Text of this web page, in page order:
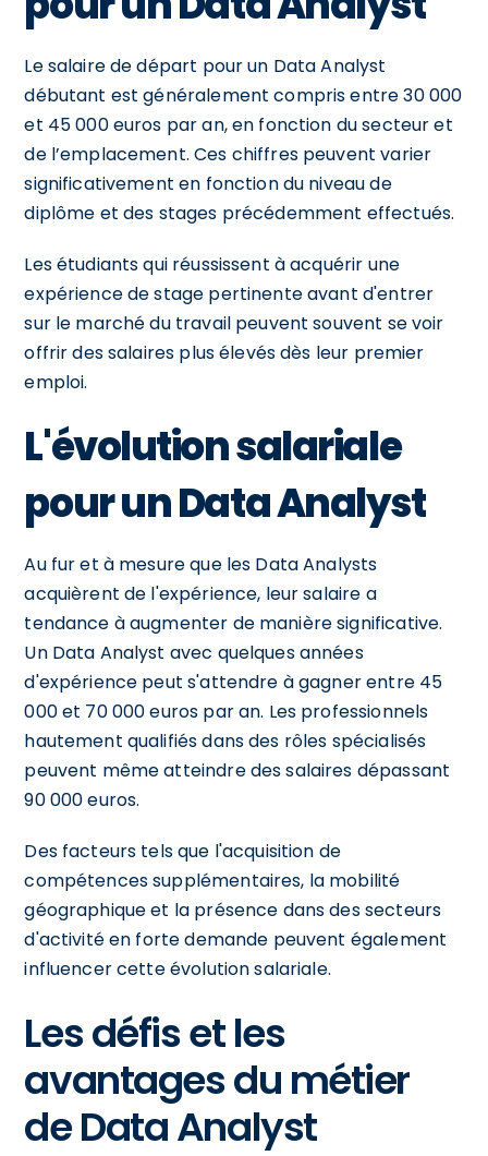
Le salaire de départ pour un Data Analyst
débutant est généralement compris entre 30 000
et 45 000 euros par an, en fonction du secteur et
de l’emplacement. Ces chiffres peuvent varier
significativement en fonction du niveau de
diplôme et des stages précédemment effectués.
Les étudiants qui réussissent à acquérir une
expérience de stage pertinente avant d'entrer
sur le marché du travail peuvent souvent se voir
offrir des salaires plus élevés dès leur premier
emploi.
L'évolution salariale
pour un Data Analyst
Au fur et à mesure que les Data Analysts
acquièrent de l'expérience, leur salaire a
tendance à augmenter de manière significative.
Un Data Analyst avec quelques années
d'expérience peut s'attendre à gagner entre 45
000 et 70 000 euros par an. Les professionnels
hautement qualifiés dans des rôles spécialisés
peuvent même atteindre des salaires dépassant
90 000 euros.
Des facteurs tels que l'acquisition de
compétences supplémentaires, la mobilité
géographique et la présence dans des secteurs
d'activité en forte demande peuvent également
influencer cette évolution salariale.
Les défis et les
avantages du métier
de Data Analyst